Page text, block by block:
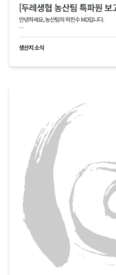
안녕하세요, 농산팀의 하진수 MD입니다.
오늘은 제가 김장 시즌의 숨은 주역, 원주생
으로서 감동과 진심을 담아 소식을 전해드립니
생산지 소식